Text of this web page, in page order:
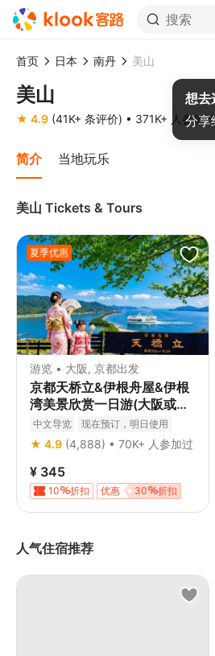
搜索
首页 日本 南丹 美山
美山
★ 4.9 (41K+ 条评价) • 371K+ 人参加过
简介 当地玩乐
想去
分享
美山 Tickets & Tours
夏季优惠
游览 • 大阪, 京都出发
京都天桥立&伊根舟屋&伊根
湾美景欣赏一日游(大阪或京
都出发)
中文导览
现在预订，明日使用
免费取消
立即确认
★ 4.9 (4,888) • 70K+ 人参加过
¥ 345
10 折扣 30 折扣
优惠
人气住宿推荐